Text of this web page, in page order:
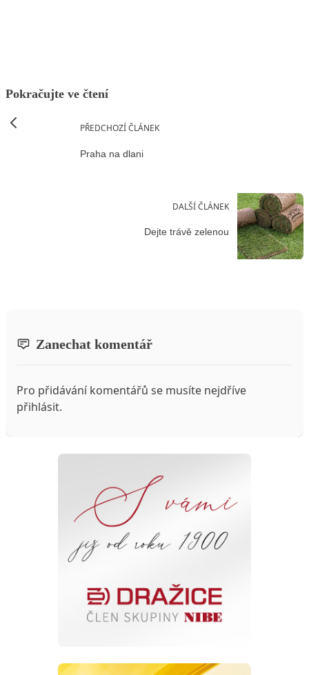
Pokračujte ve čtení
PŘEDCHOZÍ ČLÁNEK
Praha na dlani
DALŠÍ ČLÁNEK
Dejte trávě zelenou
Zanechat komentář
Pro přidávání komentářů se musíte nejdříve
přihlásit.